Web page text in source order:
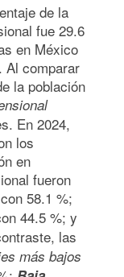
de la
fue 29.6
en México
Al comparar
la población
En 2024,
los
en
fueron
58.1 %;
44.5 %; y
las
más bajos